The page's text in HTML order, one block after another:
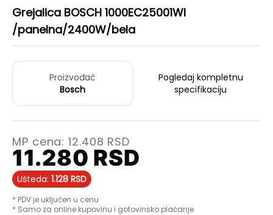
Grejalica BOSCH 1000EC25001WI
/panelna/2400W/bela
Proizvođač
Bosch
Pogledaj kompletnu
specifikaciju
MP cena:12.408 RSD
11.280 RSD
Ušteda: 1.128 RSD
* PDV je uključen u cenu
* Samo za online kupovinu i gotovinsko plaćanje